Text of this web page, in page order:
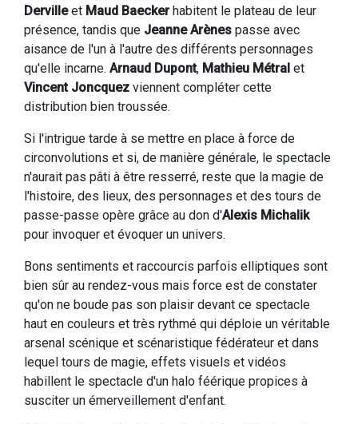
Dervilleet Maud Baeckerhabitent le plateau de leur
présence, tandis que Jeanne Arènes passe avec
aisance de l'un à l'autre des différents personnages
qu'elle incarne. Arnaud Dupont, Mathieu Métral et
Vincent Joncquez viennent compléter cette
distribution bien troussée.
Si l'intrigue tarde à se mettre en place à force de
circonvolutions et si, de manière générale, le spectacle
n'aurait pas pâti à être resserré, reste que la magie de
l'histoire, des lieux, des personnages et des tours de
passe-passe opère grâce au don d'Alexis Michalik
pour invoquer et évoquer un univers.
Bons sentiments et raccourcis parfois elliptiques sont
bien sûr au rendez-vous mais force est de constater
qu'on ne boude pas son plaisir devant ce spectacle
haut en couleurs et très rythmé qui déploie un véritable
arsenal scénique et scénaristique fédérateur et dans
lequel tours de magie, effets visuels et vidéos
habillent le spectacle d'un halo féérique propices à
susciter un émerveillement d'enfant.